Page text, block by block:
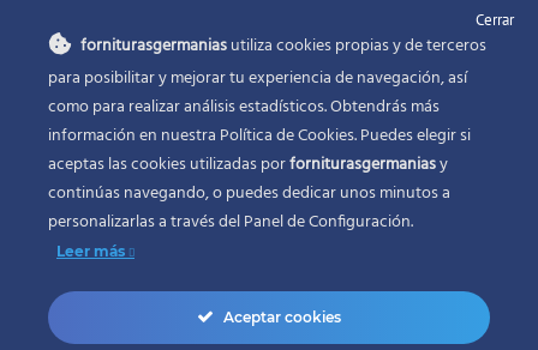
CONTACTO
Fornituras Germanías, Calle Sevilla 2, 46006 Valencia España
Phone:96 341 53 35
Email:info@forniturasgermanias.com
Cerrar
forniturasgermaniasutiliza cookies propias y de terceros
para posibilitar y mejorar tu experiencia de navegación, así
como para realizar análisis estadísticos. Obtendrás más
información en nuestra Política de Cookies. Puedes elegir si
aceptas las cookies utilizadas porforniturasgermaniasy
continúas navegando, o puedes dedicar unos minutos a
personalizarlas a través delPanel de Configuración.
Leer más
Aceptar cookies